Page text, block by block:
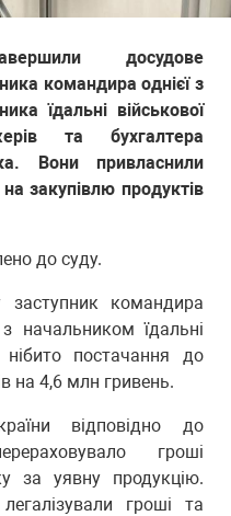
досудове
командира однієї з
їдальні військової
та бухгалтера
Вони привласнили
закупівлю продуктів
до суду.
заступник командира
начальником їдальні
постачання до
на 4,6 млн гривень.
відповідно до
гроші
за уявну продукцію.
гроші та